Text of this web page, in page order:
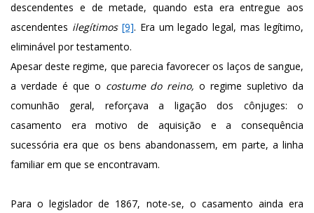
descendentes e de metade, quando esta era entregue aos
ascendentes ilegítimos [9]. Era um legado legal, mas legítimo,
eliminável por testamento.
Apesar deste regime, que parecia favorecer os laços de sangue,
a verdade é que o costume do reino,o regime supletivo da
comunhão geral, reforçava a ligação dos cônjuges: o
casamento era motivo de aquisição e a consequência
sucessória era que os bens abandonassem, em parte, a linha
familiar em que se encontravam.
Para o legislador de 1867, note-se, o casamento ainda era